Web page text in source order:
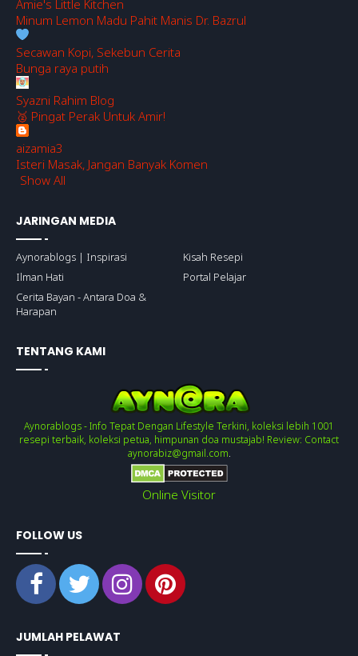
Amie's Little Kitchen
Minum Lemon Madu Pahit Manis Dr. Bazrul
Secawan Kopi, Sekebun Cerita
Bunga raya putih
Syazni Rahim Blog
🥈 Pingat Perak Untuk Amir!
aizamia3
Isteri Masak, Jangan Banyak Komen
Show All
JARINGAN MEDIA
Aynorablogs | Inspirasi
Kisah Resepi
Ilman Hati
Portal Pelajar
Cerita Bayan - Antara Doa &
Harapan
TENTANG KAMI
Aynorablogs - Info Tepat Dengan Lifestyle Terkini, koleksi lebih 1001
resepi terbaik, koleksi petua, himpunan doa mustajab! Review: Contact
aynorabiz@gmail.com.
Online Visitor
FOLLOW US
JUMLAH PELAWAT